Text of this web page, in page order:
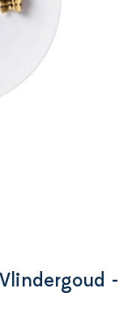
-